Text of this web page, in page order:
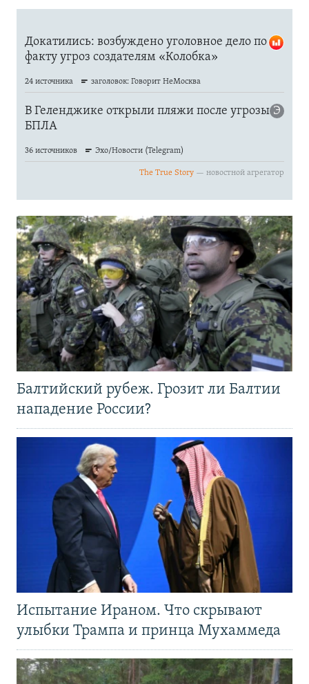
Балтийский рубеж. Грозит ли Балтии
нападение России?
Испытание Ираном. Что скрывают
улыбки Трампа и принца Мухаммеда